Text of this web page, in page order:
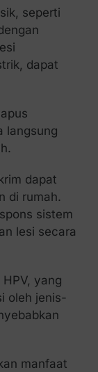
seperti
dapat
langsung
dapat
di rumah.
sistem
lesi secara
yang
oleh jenis-
manfaat